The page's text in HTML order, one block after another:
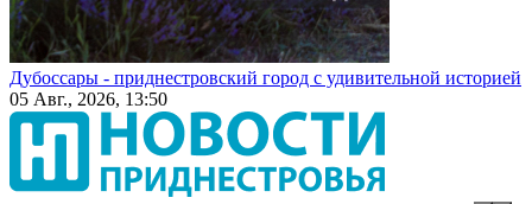
Дубоссары - приднестровский город с удивительной историей
05 Авг., 2026, 13:50